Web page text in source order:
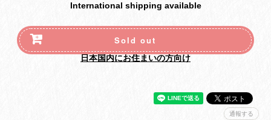
International shipping available
Sold out
日本国内にお住まいの方向け
通報する